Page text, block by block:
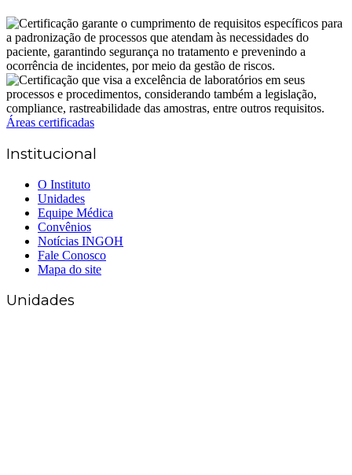
Áreas certificadas
Institucional
O Instituto
Unidades
Equipe Médica
Convênios
Notícias INGOH
Fale Conosco
Mapa do site
Unidades